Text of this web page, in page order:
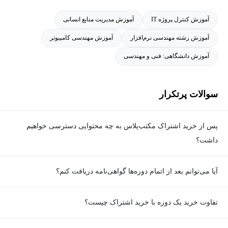
آموزش کنترل پروژه IT آموزش مدیریت منابع انسانی
آموزش رشته مهندسی نرم‌افزار آموزش مهندسی کامپیوتر
آموزش دانشگاهی: فنی و مهندسی
سوالات پرتکرار
پس از خرید اشتراک مکتب‌پلاس به چه محتوایی دسترسی خواهیم
داشت؟
آیا می‌توانم بعد از اتمام دوره‌ها گواهی‌نامه دریافت کنم؟
تفاوت خرید یک دوره با خرید اشتراک چیست؟